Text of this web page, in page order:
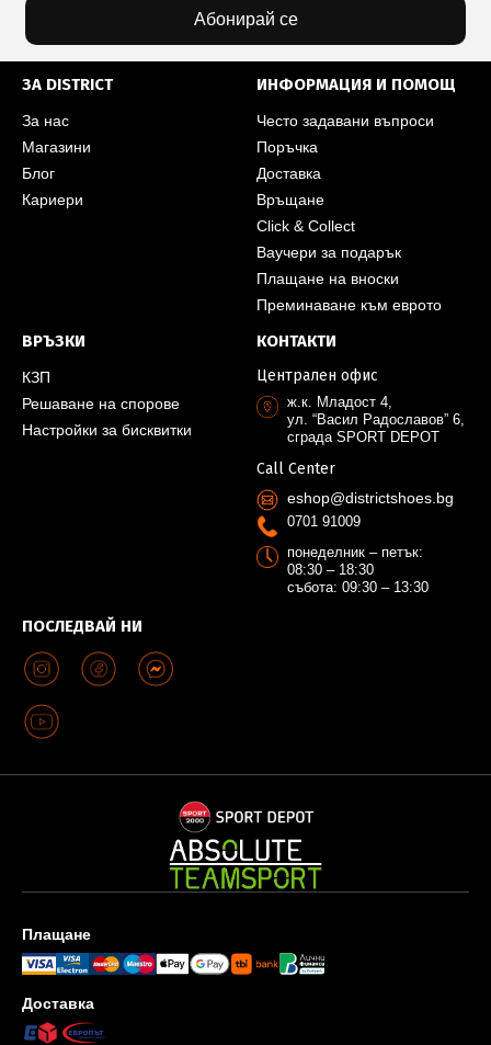
Абонирай се
ЗА DISTRICT
За нас
Магазини
Блог
Кариери
ИНФОРМАЦИЯ И ПОМОЩ
Често задавани въпроси
Поръчка
Доставка
Връщане
Click & Collect
Ваучери за подарък
Плащане на вноски
Преминаване към еврото
ВРЪЗКИ
КЗП
Решаване на спорове
Настройки за бисквитки
ПОСЛЕДВАЙ НИ
КОНТАКТИ
Централен офис
ж.к. Младост 4,
ул. “Васил Радославов” 6,
сграда SPORT DEPOT
Call Center
eshop@districtshoes.bg
0701 91009
понеделник – петък:
08:30 – 18:30
събота: 09:30 – 13:30
Плащане
Доставка